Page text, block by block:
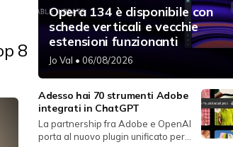
8
Opera 134 è disponibile con
schede verticali e vecchie
estensioni funzionanti
Jo Val • 06/08/2026
Adesso hai 70 strumenti Adobe
integrati in ChatGPT
La partnership fra Adobe e OpenAI
porta al nuovo plugin unificato per...